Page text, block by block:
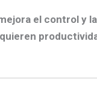
el control y